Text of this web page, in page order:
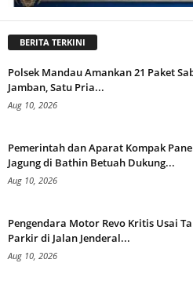
BERITA TERKINI
Polsek Mandau Amankan 21 Paket
Jamban, Satu Pria...
Aug 10, 2026
Pemerintah dan Aparat Kompak
Jagung di Bathin Betuah Dukung...
Aug 10, 2026
Pengendara Motor Revo Kritis Usai
Parkir di Jalan Jenderal...
Aug 10, 2026